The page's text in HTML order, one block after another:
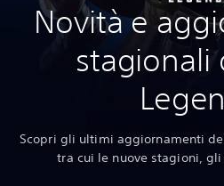
Novità e
stagionali
Scopri gli ultimi aggiornamenti
tra cui le nuove stagioni,